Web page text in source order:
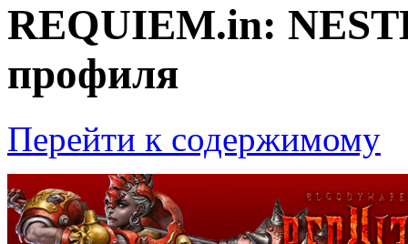
REQUIEM.in:
профиля
Перейти к содержимому